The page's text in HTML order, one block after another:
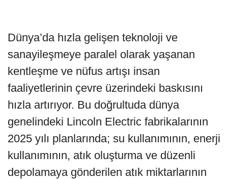
Dünya’da hızla gelişen teknoloji ve
sanayileşmeye paralel olarak yaşanan
kentleşme ve nüfus artışı insan
faaliyetlerinin çevre üzerindeki baskısını
hızla artırıyor. Bu doğrultuda dünya
genelindeki Lincoln Electric fabrikalarının
2025 yılı planlarında; su kullanımının, enerji
kullanımının, atık oluşturma ve düzenli
depolamaya gönderilen atık miktarlarının